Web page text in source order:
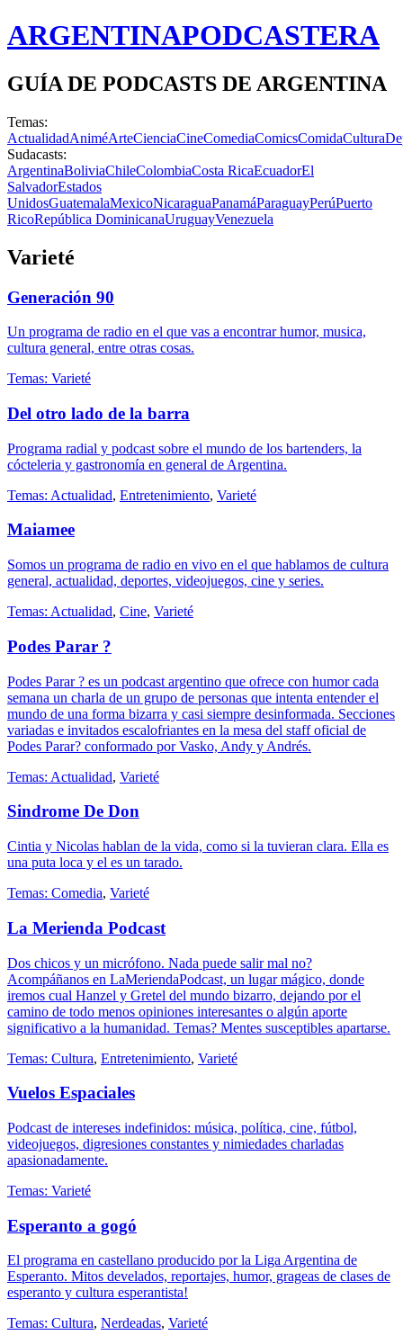
ARGENTINAPODCASTERA
GUÍA DE PODCASTS DE ARGENTINA
Temas:
ActualidadAniméArteCienciaCineComediaComicsComidaCultura
Sudacasts:
ArgentinaBoliviaChileColombiaCosta RicaEcuadorEl
SalvadorEstados
UnidosGuatemalaMexicoNicaraguaPanamáParaguayPerúPuerto
RicoRepública DominicanaUruguayVenezuela
Varieté
Generación 90
Un programa de radio en el que vas a encontrar humor, musica,
cultura general, entre otras cosas.
Temas: Varieté
Del otro lado de la barra
Programa radial y podcast sobre el mundo de los bartenders, la
cócteleria y gastronomía en general de Argentina.
Temas: Actualidad, Entretenimiento, Varieté
Maiamee
Somos un programa de radio en vivo en el que hablamos de cultura
general, actualidad, deportes, videojuegos, cine y series.
Temas: Actualidad, Cine, Varieté
Podes Parar ?
Podes Parar ? es un podcast argentino que ofrece con humor cada
semana un charla de un grupo de personas que intenta entender el
mundo de una forma bizarra y casi siempre desinformada. Secciones
variadas e invitados escalofriantes en la mesa del staff oficial de
Podes Parar? conformado por Vasko, Andy y Andrés.
Temas: Actualidad, Varieté
Sindrome De Don
Cintia y Nicolas hablan de la vida, como si la tuvieran clara. Ella es
una puta loca y el es un tarado.
Temas: Comedia, Varieté
La Merienda Podcast
Dos chicos y un micrófono. Nada puede salir mal no?
Acompáñanos en LaMeriendaPodcast, un lugar mágico, donde
iremos cual Hanzel y Gretel del mundo bizarro, dejando por el
camino de todo menos opiniones interesantes o algún aporte
significativo a la humanidad. Temas? Mentes susceptibles apartarse.
Temas: Cultura, Entretenimiento, Varieté
Vuelos Espaciales
Podcast de intereses indefinidos: música, política, cine, fútbol,
videojuegos, digresiones constantes y nimiedades charladas
apasionadamente.
Temas: Varieté
Esperanto a gogó
El programa en castellano producido por la Liga Argentina de
Esperanto. Mitos develados, reportajes, humor, grageas de clases de
esperanto y cultura esperantista!
Temas: Cultura, Nerdeadas, Varieté